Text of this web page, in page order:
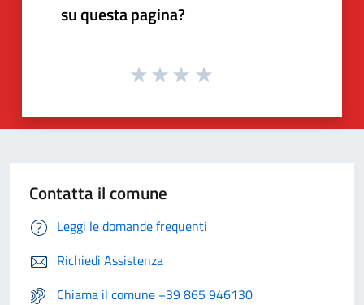
su questa pagina?
Contatta il comune
Leggi le domande frequenti
Richiedi Assistenza
Chiama il comune +39 865 946130